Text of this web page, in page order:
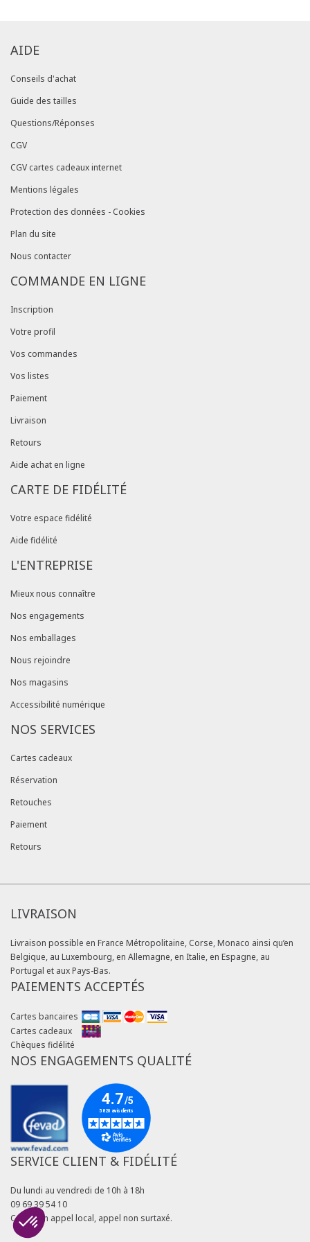
AIDE
Conseils d'achat
Guide des tailles
Questions/Réponses
CGV
CGV cartes cadeaux internet
Mentions légales
Protection des données - Cookies
Plan du site
Nous contacter
COMMANDE EN LIGNE
Inscription
Votre profil
Vos commandes
Vos listes
Paiement
Livraison
Retours
Aide achat en ligne
CARTE DE FIDÉLITÉ
Votre espace fidélité
Aide fidélité
L'ENTREPRISE
Mieux nous connaître
Nos engagements
Nos emballages
Nous rejoindre
Nos magasins
Accessibilité numérique
NOS SERVICES
Cartes cadeaux
Réservation
Retouches
Paiement
Retours
LIVRAISON
Livraison possible en France Métropolitaine, Corse, Monaco ainsi qu’en
Belgique, au Luxembourg, en Allemagne, en Italie, en Espagne, au
Portugal et aux Pays-Bas.
PAIEMENTS ACCEPTÉS
Cartes bancaires
Cartes cadeaux
Chèques fidélité
NOS ENGAGEMENTS QUALITÉ
SERVICE CLIENT & FIDÉLITÉ
Du lundi au vendredi de 10h à 18h
09 69 39 54 10
Coût d'un appel local, appel non surtaxé.